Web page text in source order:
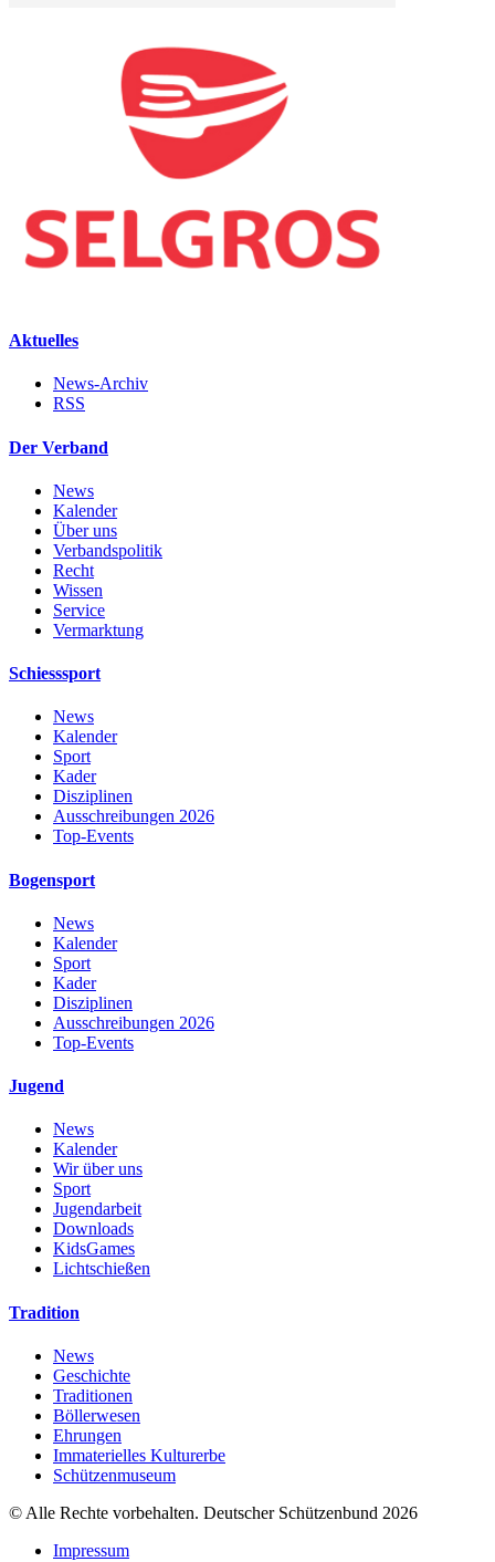
Aktuelles
News-Archiv
RSS
Der Verband
News
Kalender
Über uns
Verbandspolitik
Recht
Wissen
Service
Vermarktung
Schiesssport
News
Kalender
Sport
Kader
Disziplinen
Ausschreibungen 2026
Top-Events
Bogensport
News
Kalender
Sport
Kader
Disziplinen
Ausschreibungen 2026
Top-Events
Jugend
News
Kalender
Wir über uns
Sport
Jugendarbeit
Downloads
KidsGames
Lichtschießen
Tradition
News
Geschichte
Traditionen
Böllerwesen
Ehrungen
Immaterielles Kulturerbe
Schützenmuseum
© Alle Rechte vorbehalten. Deutscher Schützenbund 2026
Impressum